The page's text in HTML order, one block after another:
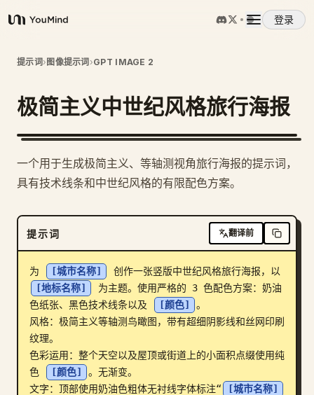
YouMind
登录
概览
使用案例
定价
下载
博客
更新
提示词› 图像提示词 ›GPT IMAGE 2
极简主义中世纪风格旅行海报
一个用于生成极简主义、等轴测视角旅行海报的提示词，
具有技术线条和中世纪风格的有限配色方案。
提示词 翻译前
为 [城市名称]
[地标名称]
为主题。使用严格的 3 色配色方案：奶油
色纸张、黑色技术线条以及
[颜色]
。
风格：极简主义等轴测鸟瞰图，带有超细阴影线和丝网印刷
纹理。
色彩运用：整个天空以及屋顶或街道上的小面积点缀使用纯
色
[颜色]
。无渐变。
文字：顶部使用奶油色粗体无衬线字体标注“
[城市名称]